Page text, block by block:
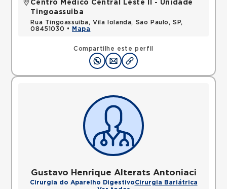
Compartilhe este perfil
Centro Medico Central Leste II - Unidade
Tingoassuiba
Rua Tingoassuiba, Vila Iolanda, Sao Paulo, SP,
08451030 •
Mapa
Gustavo Henrique Alterats Antoniaci
Cirurgia do Aparelho DigestivoCirurgia Bariátrica